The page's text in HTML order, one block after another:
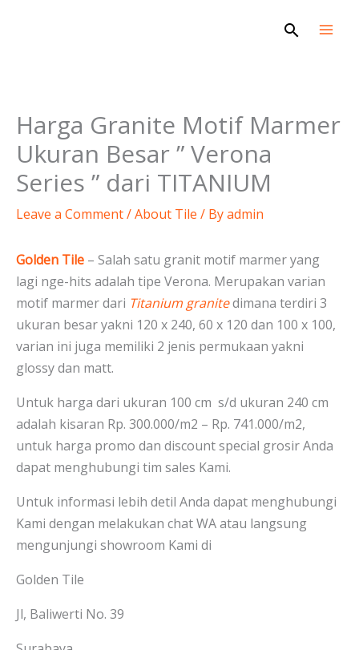
Search
Harga Granite Motif Marmer
Ukuran Besar ” Verona
Series ” dari TITANIUM
Leave a Comment/About Tile / Byadmin
Golden Tile – Salah satu granit motif marmer yang
lagi nge-hits adalah tipe Verona. Merupakan varian
motif marmer dari Titanium granitedimana terdiri 3
ukuran besar yakni 120 x 240, 60 x 120 dan 100 x 100,
varian ini juga memiliki 2 jenis permukaan yakni
glossy dan matt.
Untuk harga dari ukuran 100 cm s/d ukuran 240 cm
adalah kisaran Rp. 300.000/m2 – Rp. 741.000/m2,
untuk harga promo dan discount special grosir Anda
dapat menghubungi tim sales Kami.
Untuk informasi lebih detil Anda dapat menghubungi
Kami dengan melakukan chat WA atau langsung
mengunjungi showroom Kami di
Golden Tile
Jl, Baliwerti No. 39